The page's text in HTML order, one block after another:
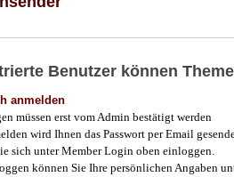
Benutzer können
anmelden
müssen erst vom Admin bestätigt werden
wird Ihnen das Passwort per Email
sich unter Member Login oben einloggen.
können Sie Ihre persönlichen Angaben